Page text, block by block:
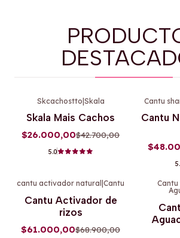
Skcachostto Skala
Skala Mais Cachos
$26.000,00$42.700,00
5.0
Cantu
Cantu
cantu activador natural Cantu
Cantu Activador de
rizos
$61.000,00$68.900,00
-11%